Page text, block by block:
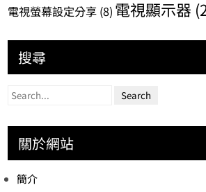
電視螢幕設定分享 (8) 電視顯示器
搜尋
關於網站
簡介